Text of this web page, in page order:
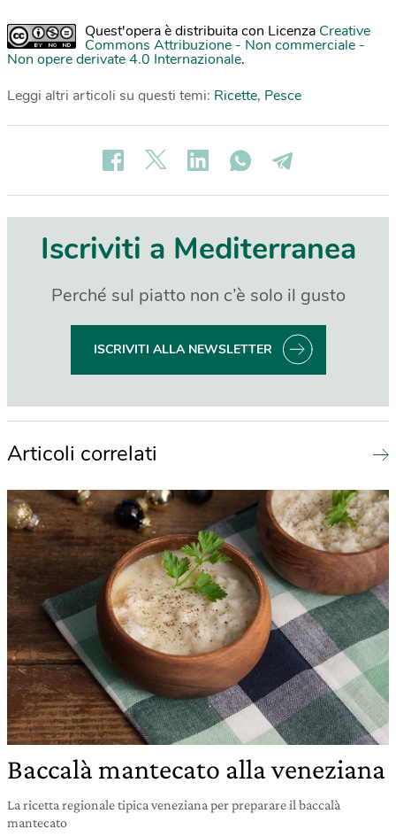
Quest'opera è distribuita con Licenza Creative
Commons Attribuzione - Non commerciale -
Non opere derivate 4.0 Internazionale.
Leggi altri articoli su questi temi: Ricette, Pesce
Iscriviti a Mediterranea
Perché sul piatto non c’è solo il gusto
ISCRIVITI ALLA NEWSLETTER
Articoli correlati
Baccalà mantecato alla veneziana
La ricetta regionale tipica veneziana per preparare il baccalà
mantecato